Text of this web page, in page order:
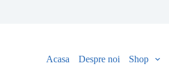
Acasa Despre noi Shop